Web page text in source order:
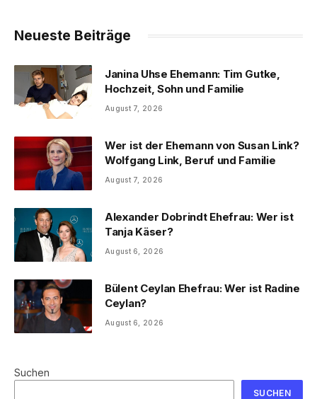
Neueste Beiträge
Janina Uhse Ehemann: Tim Gutke,
Hochzeit, Sohn und Familie
August 7, 2026
Wer ist der Ehemann von Susan Link?
Wolfgang Link, Beruf und Familie
August 7, 2026
Alexander Dobrindt Ehefrau: Wer ist
Tanja Käser?
August 6, 2026
Bülent Ceylan Ehefrau: Wer ist Radine
Ceylan?
August 6, 2026
Suchen
SUCHEN